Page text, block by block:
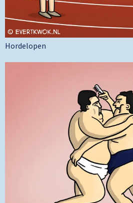
Hordelopen